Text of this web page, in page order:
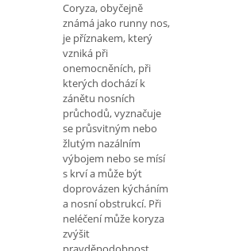
příznaků a zvýšenému
riziku nemožnosti
Coryza, obyčejně
známá jako runny nos,
je příznakem, který
vzniká při
onemocněních, při
kterých dochází k
zánětu nosních
průchodů, vyznačuje
se průsvitným nebo
žlutým nazálním
výbojem nebo se mísí
s krví a může být
doprovázen kýcháním
a nosní obstrukcí. Při
neléčení může koryza
zvýšit